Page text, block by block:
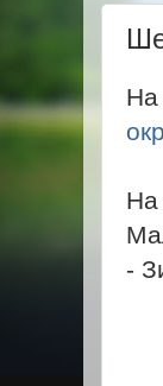
На
На
-